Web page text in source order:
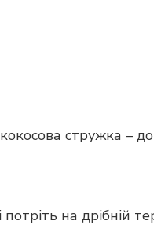
стружка –
на дрібній